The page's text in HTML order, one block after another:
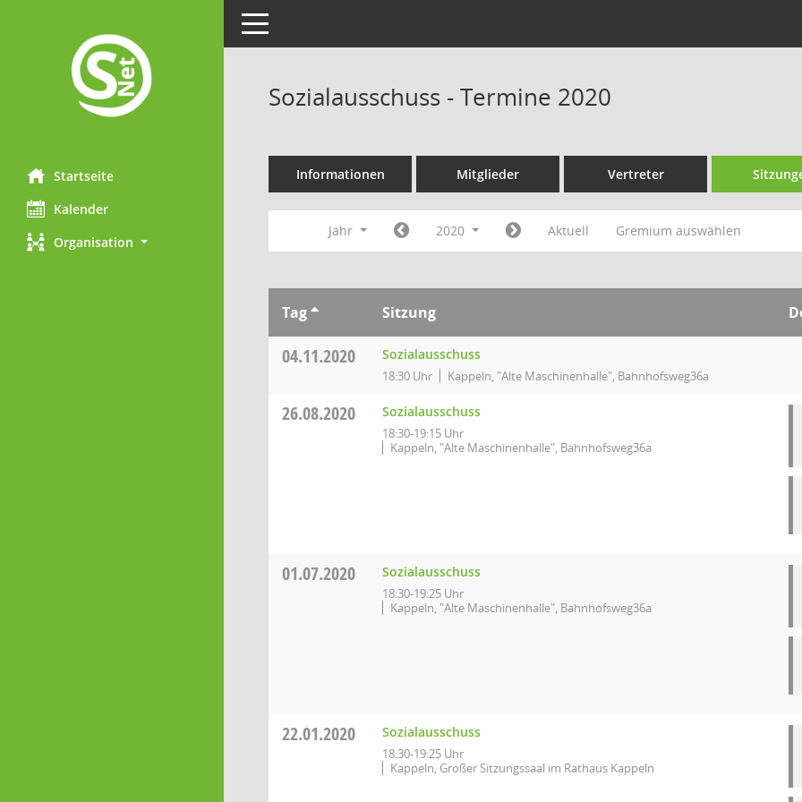
Startseite
Kalender
Organisation
Toggle navigation
Sozialausschuss - Termine 2020
Informationen Mitglieder Vertreter
Jahr 2020 Aktuell Gremium auswählen
Tag Sitzung
04.11.2020 Sozialausschuss
18:30 Uhr Kappeln, "Alte Maschinenhalle", Bahnhofsweg36a
26.08.2020 Sozialausschuss
18:30-19:15 Uhr
Kappeln, "Alte Maschinenhalle", Bahnhofsweg36a
01.07.2020 Sozialausschuss
18:30-19:25 Uhr
Kappeln, "Alte Maschinenhalle", Bahnhofsweg36a
22.01.2020 Sozialausschuss
18:30-19:25 Uhr
Kappeln, Großer Sitzungssaal im Rathaus Kappeln